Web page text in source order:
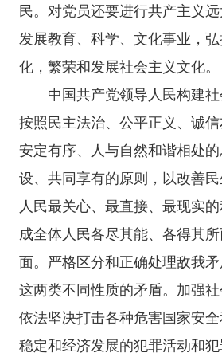
民。对党员还要进行共产主义
发展教育、科学、文化事业，
化，繁荣和发展社会主义文化。
中国共产党领导人民构建社
按照民主法治、公平正义、诚信
安定有序、人与自然和谐相处
设、共同享有的原则，以改善
人民最关心、最直接、最现实
成全体人民各尽其能、各得其
面。严格区分和正确处理敌我
这两类不同性质的矛盾。加强社
依法坚决打击各种危害国家安
稳定和经济发展的犯罪活动和